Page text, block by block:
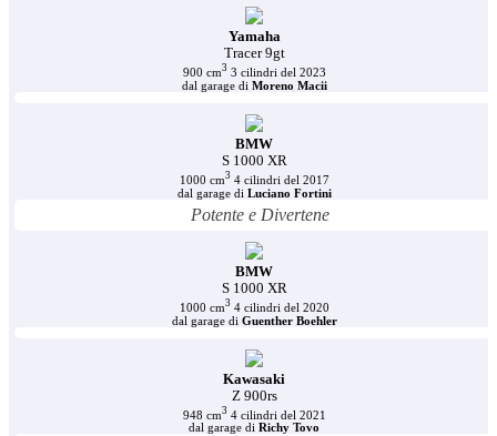
Yamaha
Tracer 9gt
900 cm3 3 cilindri del 2023
dal garage di Moreno Macii
BMW
S 1000 XR
1000 cm3 4 cilindri del 2017
dal garage di Luciano Fortini
Potente e Divertene
BMW
S 1000 XR
1000 cm3 4 cilindri del 2020
dal garage di Guenther Boehler
Kawasaki
Z 900rs
948 cm3 4 cilindri del 2021
dal garage di Richy Tovo